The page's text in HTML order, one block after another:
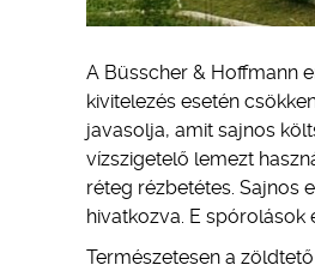
A Büsscher & Hoffmann
kivitelezés esetén
javasolja, amit sajnos
vízszigetelő lemezt
réteg rézbetétes. Sajnos
hivatkozva. E
Természetesen a